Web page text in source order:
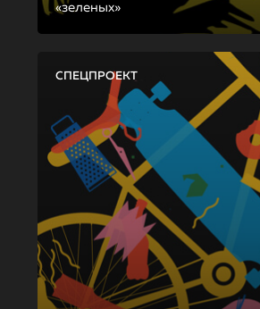
«зеленых»
СПЕЦПРОЕКТ